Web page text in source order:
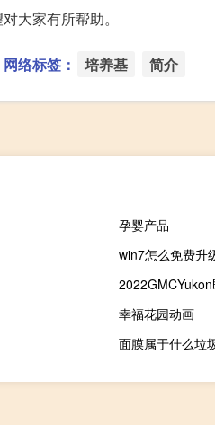
大家有所帮助。
网络标签： 培养基 简介
孕婴产品
win7怎么免费升
幸福花园动画
面膜属于什么垃